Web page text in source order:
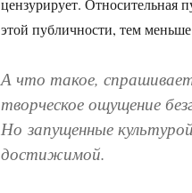
цензурирует. Относительная
этой публичности, тем
А что такое,
творческое ощущение
Но запущенные
достижимой.